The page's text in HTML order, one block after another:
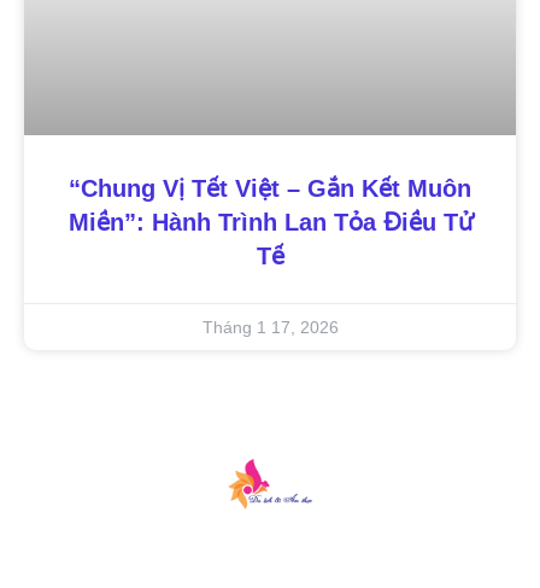
“Chung Vị Tết Việt – Gắn Kết Muôn
Miền”: Hành Trình Lan Tỏa Điều Tử
Tế
Tháng 1 17, 2026